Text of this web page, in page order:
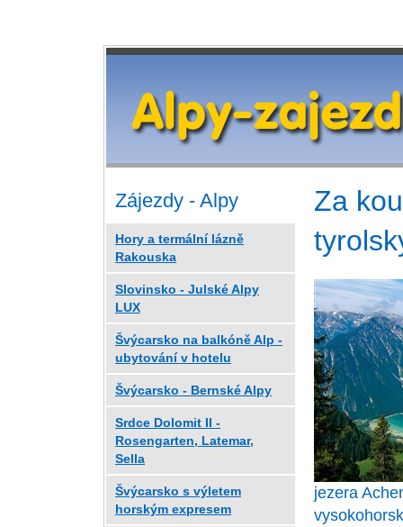
Za
jezera
Zájezdy - Alpy
Hory a termální lázně
Rakouska
Slovinsko - Julské Alpy
LUX
Švýcarsko na balkóně Alp -
ubytování v hotelu
Švýcarsko - Bernské Alpy
Srdce Dolomit II -
Rosengarten, Latemar,
Sella
Švýcarsko s výletem
horským expresem